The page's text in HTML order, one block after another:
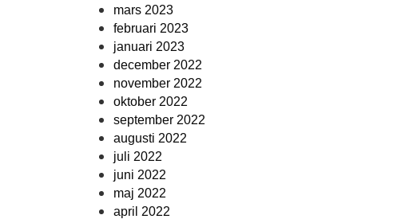
mars 2023
februari 2023
januari 2023
december 2022
november 2022
oktober 2022
september 2022
augusti 2022
juli 2022
juni 2022
maj 2022
april 2022